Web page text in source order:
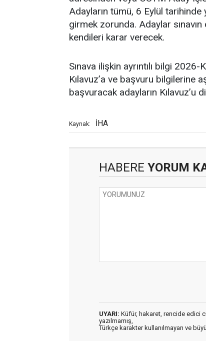
Adayların tümü, 6 Eylül
girmek zorunda. Adaylar
kendileri karar verecek.
Sınava ilişkin ayrıntılı bilgi
Kılavuz’a ve başvuru bilgilerine
başvuracak adayların Kılavuz’u
Kaynak: İHA
HABERE YORUM
UYARI: Küfür, hakaret, rencide edici
yazılmamış,
Türkçe karakter kullanılmayan ve